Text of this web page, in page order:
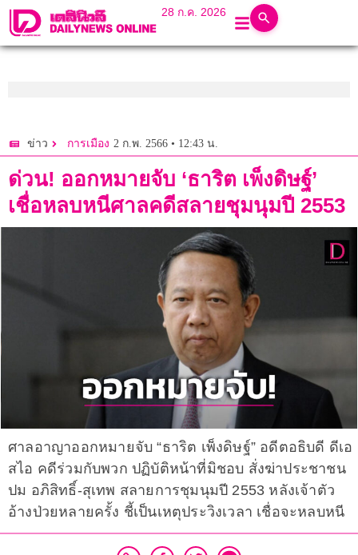
28 ก.ค. 2026
ข่าว การเมือง 2 ก.พ. 2566 • 12:43 น.
ด่วน! ออกหมายจับ ‘ธาริต เพ็งดิษฐ์’
เชื่อหลบหนีศาลคดีสลายชุมนุมปี 2553
ศาลอาญาออกหมายจับ “ธาริต เพ็งดิษฐ์” อดีตอธิบดี ดีเอ
สไอ คดีร่วมกับพวก ปฏิบัติหน้าที่มิชอบ สั่งฆ่าประชาชน
ปม อภิสิทธิ์-สุเทพ สลายการชุมนุมปี 2553 หลังเจ้าตัว
อ้างป่วยหลายครั้ง ชี้เป็นเหตุประวิงเวลา เชื่อจะหลบหนี